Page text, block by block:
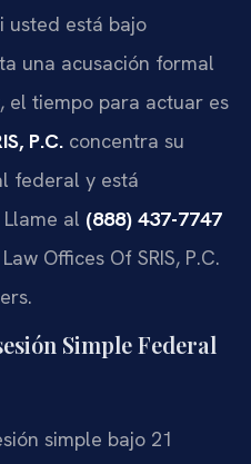
usted está bajo
una acusación formal
el tiempo para actuar es
P.C. concentra su
federal y está
al (888) 437-7747
Offices Of SRIS, P.C.
Simple Federal
simple bajo 21